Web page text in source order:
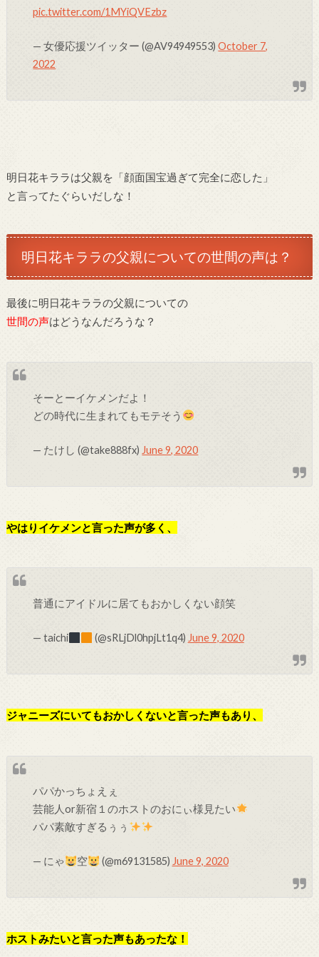
pic.twitter.com/1MYiQVEzbz
— 女優応援ツイッター (@AV94949553)October 7,
2022
明日花キララは父親を「顔面国宝過ぎて完全に恋した」
と言ってたぐらいだしな！
明日花キララの父親についての世間の声は？
最後に明日花キララの父親についての
世間の声はどうなんだろうな？
そーとーイケメンだよ！
どの時代に生まれてもモテそう
— たけし (@take888fx) June 9, 2020
やはりイケメンと言った声が多く、
普通にアイドルに居てもおかしくない顔笑
— taichi (@sRLjDl0hpjLt1q4) June 9, 2020
ジャニーズにいてもおかしくないと言った声もあり、
パパかっちょえぇ
芸能人or新宿１のホストのおにぃ様見たい
パパ素敵すぎるぅぅ
— にゃ 空 (@m69131585) June 9, 2020
ホストみたいと言った声もあったな！